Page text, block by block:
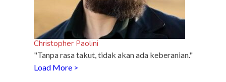
Christopher Paolini
"Tanpa rasa takut, tidak akan ada keberanian."
Load More >